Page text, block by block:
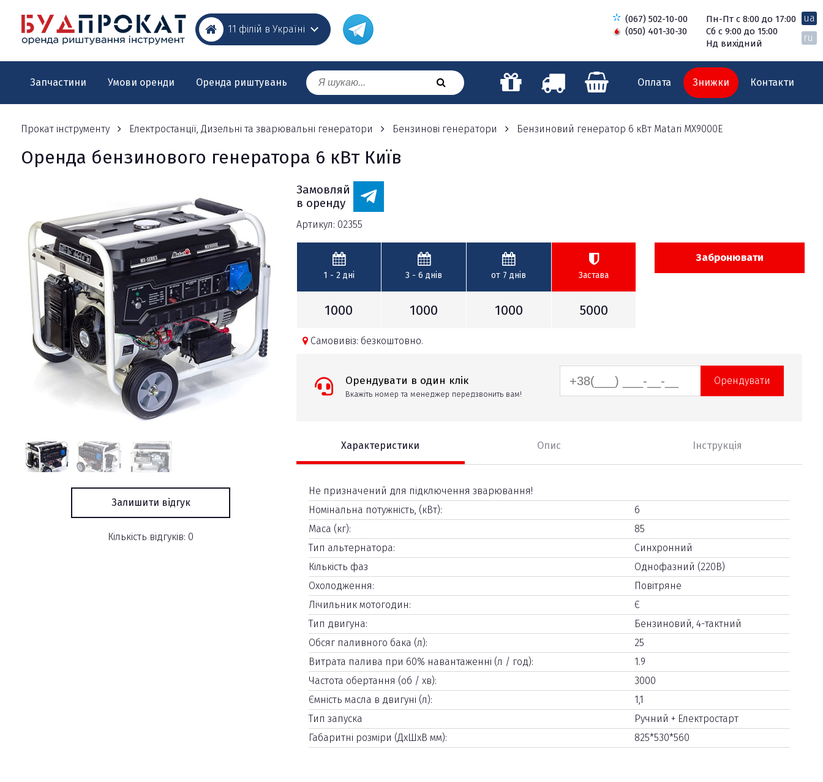
11 філій в Україні
Пн-Пт с 8:00 до 17:00
Сб с 9:00 до 15:00
Нд вихідний
(067) 502-10-00
(050) 401-30-30
Запчастини Умови оренди Оренда риштувань
ua
ru
Контакти
Оплата Знижки
Прокат інструменту Електростанції, Дизельні та зварювальні генератори Бензинові генератори Бензиновий генератор 6 кВт Matari MX9000E
Оренда бензинового генератора 6 кВт Київ
Залишити відгук
Кількість відгуків: 0
Замовляй
в оренду
Артикул: 02355
1 - 2дні
1000
3 - 6 днів
1000
от 7 днів
1000
Застава
5000
Забронювати
Самовивіз: безкоштовно.
Орендувати в один клік
Вкажіть номер та менеджер передзвонить вам!
Орендувати
Характеристики Опис Інструкція
Не призначений для підключення зварювання!
Номінальна потужність, (кВт):
6
Маса (кг):
85
Тип альтернатора:
Синхронний
Кількість фаз
Однофазний (220В)
Охолодження:
Повітряне
Лічильник мотогодин:
Є
Тип двигуна:
Бензиновий, 4-тактний
Обсяг паливного бака (л):
25
Витрата палива при 60% навантаженні (л / год):
1.9
Частота обертання (об / хв):
3000
Ємність масла в двигуні (л):
1,1
Тип запуска
Ручний + Електростарт
Габаритні розміри (ДхШхВ мм):
825*530*560